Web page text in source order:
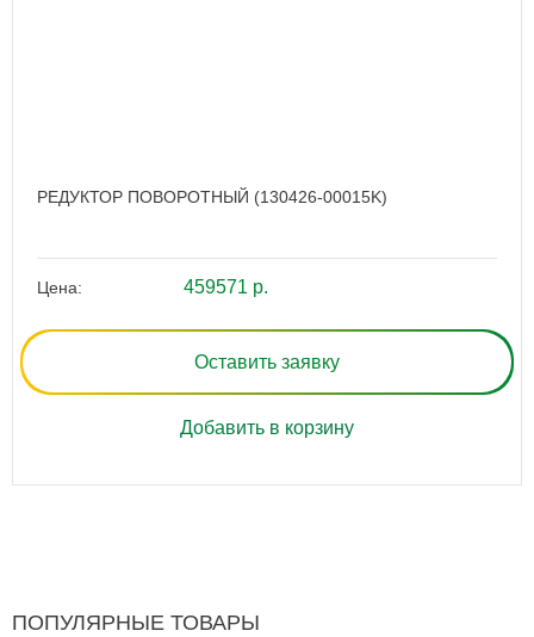
РЕДУКТОР ПОВОРОТНЫЙ (130426-00015K)
Цена: 459571 р.
Оставить заявку
Добавить в корзину
ПОПУЛЯРНЫЕ ТОВАРЫ